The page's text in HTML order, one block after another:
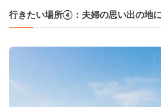
行きたい場所④：夫婦の思い出の地